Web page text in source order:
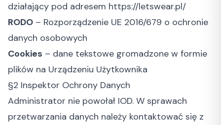
działający pod adresem https://letswear.pl/
RODO – Rozporządzenie UE 2016/679 o ochronie
danych osobowych
Cookies – dane tekstowe gromadzone w formie
plików na Urządzeniu Użytkownika
§2 Inspektor Ochrony Danych
Administrator nie powołał IOD. W sprawach
przetwarzania danych należy kontaktować się z